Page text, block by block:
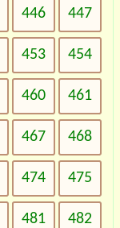
446 447
453 454
460 461
467 468
474 475
481 482